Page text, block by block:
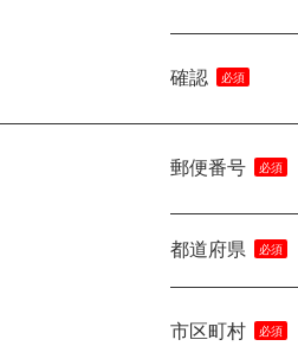
確認
郵便番号
都道府県
市区町村